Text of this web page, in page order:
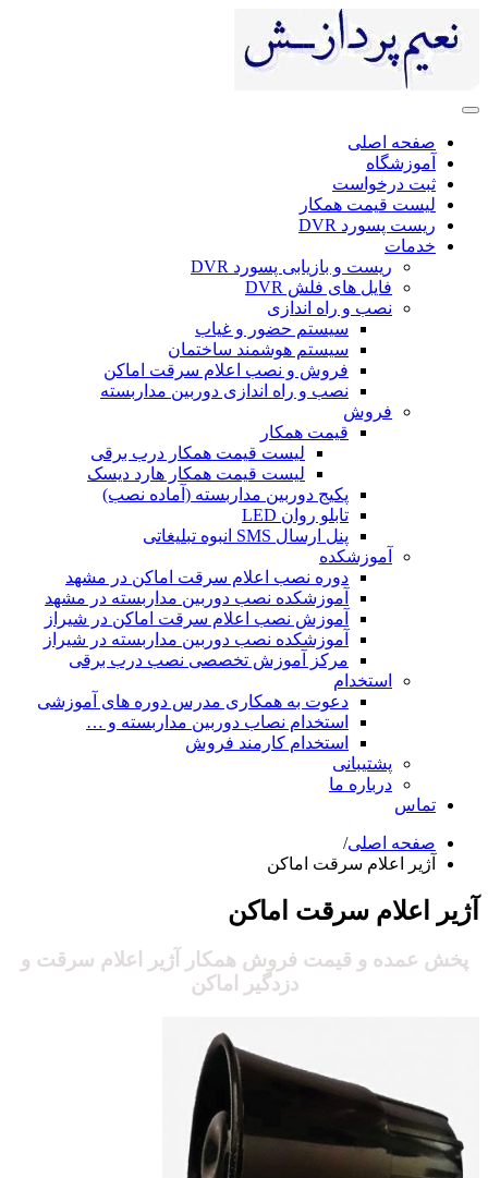
صفحه اصلی
آموزشگاه
ثبت درخواست
لیست قیمت همکار
ریست پسورد DVR
خدمات
ریست و بازیابی پسورد DVR
فایل های فلش DVR
نصب و راه اندازی
سیستم حضور و غیاب
سیستم هوشمند ساختمان
فروش و نصب اعلام سرقت اماکن
نصب و راه اندازی دوربین مداربسته
فروش
قیمت همکار
لیست قیمت همکار درب برقی
لیست قیمت همکار هارد دیسک
پکیج دوربین مداربسته (آماده نصب)
تابلو روان LED
پنل ارسال SMS انبوه تبلیغاتی
آموزشکده
دوره نصب اعلام سرقت اماکن در مشهد
آموزشکده نصب دوربین مداربسته در مشهد
آموزش نصب اعلام سرقت اماکن در شیراز
آموزشکده نصب دوربین مداربسته در شیراز
مرکز آموزش تخصصی نصب درب برقی
استخدام
دعوت به همکاری مدرس دوره های آموزشی
استخدام نصاب دوربین مداربسته و …
استخدام کارمند فروش
پشتیبانی
درباره ما
تماس
صفحه اصلی/
آژیر اعلام سرقت اماکن
آژیر اعلام سرقت اماکن
پخش عمده و قیمت فروش همکار آژیر اعلام سرقت و
دزدگیر اماکن